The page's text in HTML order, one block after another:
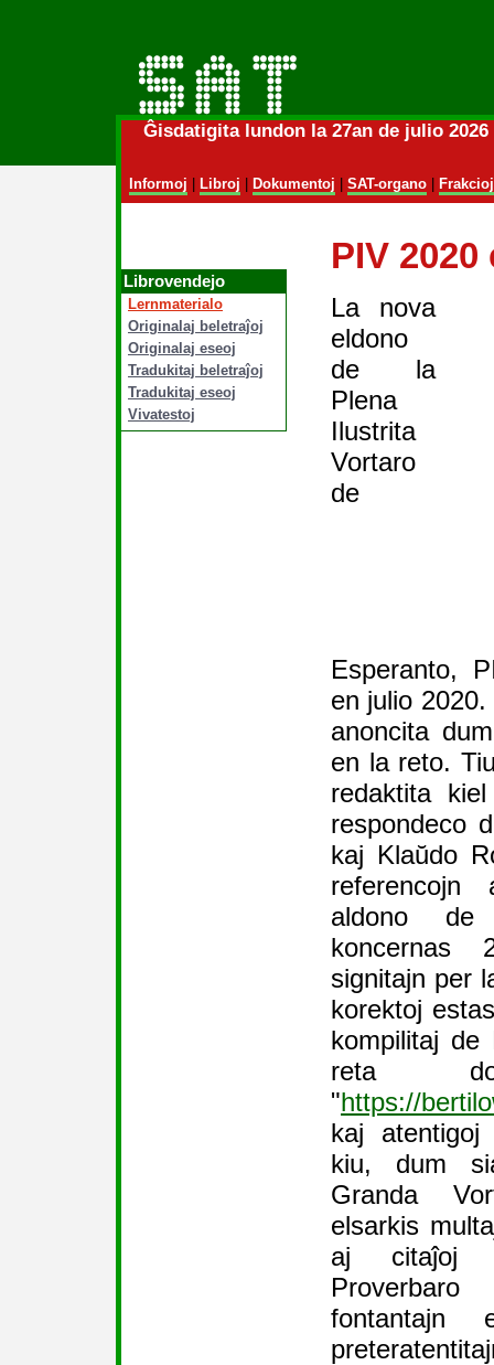
Ĝisdatigita lundon la 27an de julio
Informoj Libroj Dokumentoj SAT-organo| Frakcioj
Librovendejo
Lernmaterialo
Originalaj beletraĵoj
Originalaj eseoj
Tradukitaj beletraĵoj
Tradukitaj eseoj
Vivatestoj
PIV
La nova
eldono
de la
Plena
Ilustrita
Vortaro
de
Esperanto,
en julio
anoncita
en la reto.
redaktita
respondeco
kaj Klaŭdo
aldono
koncernas
signitajn per
korektoj
kompilitaj de
reta
"https://
kaj atentigoj
kiu, dum
Granda
elsarkis
aj citaĵoj